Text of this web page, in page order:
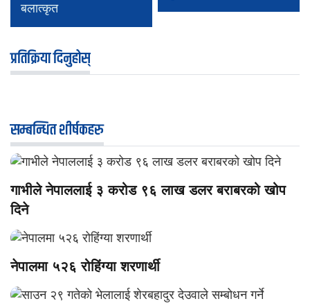
बलात्कृत
प्रतिक्रिया दिनुहोस्
सम्बन्धित शीर्षकहरु
गाभीले नेपाललाई ३ करोड ९६ लाख डलर बराबरको खोप
दिने
नेपालमा ५२६ रोहिंग्या शरणार्थी